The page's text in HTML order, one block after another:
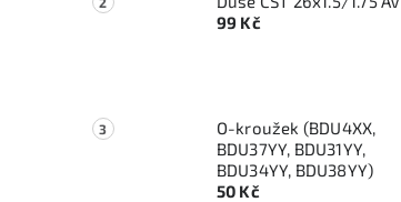
99 Kč
O-kroužek (BDU4XX,
BDU37YY, BDU31YY,
BDU34YY, BDU38YY)
50 Kč